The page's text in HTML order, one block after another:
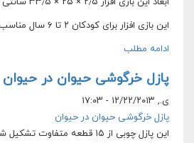
این بازی افزار برای کودکان ۲ تا ۶ سال مناسب است.
ادامه مطلب
پازل خرگوشی حیوان در حیوان
ی., ۱۲/۲۲/۲۰۱۳ - ۱۷:۰۳
پازل خرگوشی حیوان در حیوان
این پازل چوبی از ۱۵ قطعه